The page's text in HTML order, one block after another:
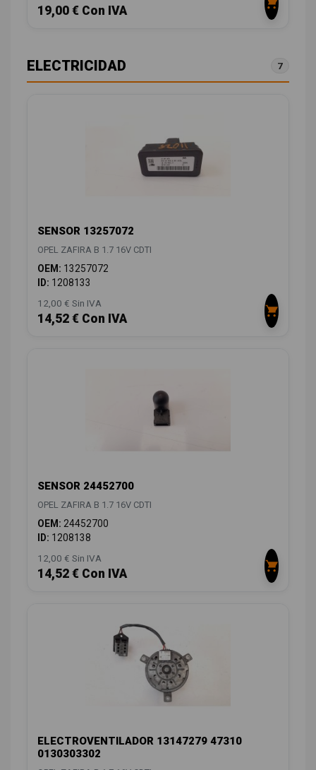
19,00 € Con IVA
ELECTRICIDAD 7
SENSOR 13257072
OPEL ZAFIRA B 1.7 16V CDTI
OEM: 13257072
ID: 1208133
12,00 € Sin IVA
14,52 € Con IVA
SENSOR 24452700
OPEL ZAFIRA B 1.7 16V CDTI
OEM: 24452700
ID: 1208138
12,00 € Sin IVA
14,52 € Con IVA
ELECTROVENTILADOR 13147279 47310
0130303302